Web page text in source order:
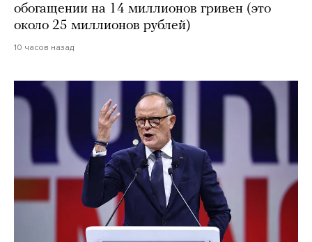
обогащении на 14 миллионов гривен (это
около 25 миллионов рублей)
10 часов назад